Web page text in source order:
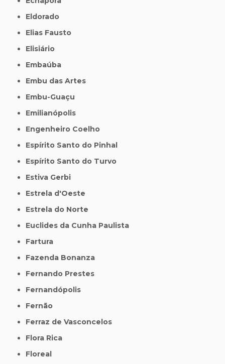
Eldorado
Elias Fausto
Elisiário
Embaúba
Embu das Artes
Embu-Guaçu
Emilianópolis
Engenheiro Coelho
Espírito Santo do Pinhal
Espírito Santo do Turvo
Estiva Gerbi
Estrela d'Oeste
Estrela do Norte
Euclides da Cunha Paulista
Fartura
Fazenda Bonanza
Fernando Prestes
Fernandópolis
Fernão
Ferraz de Vasconcelos
Flora Rica
Floreal